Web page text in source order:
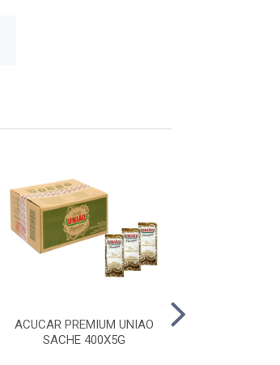
ACUCAR PREMIUM UNIAO
SACHE 400X5G